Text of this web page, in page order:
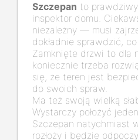
Szczepan to
inspektor domu.
niezależny — musi
dokładnie sprawdzić,
Zamknięte drzwi to dla
koniecznie trzeba
się, że teren jest
do swoich spraw.
Ma też swoją wielką
Wystarczy położyć
Szczepan natychmiast
rozłoży i będzie